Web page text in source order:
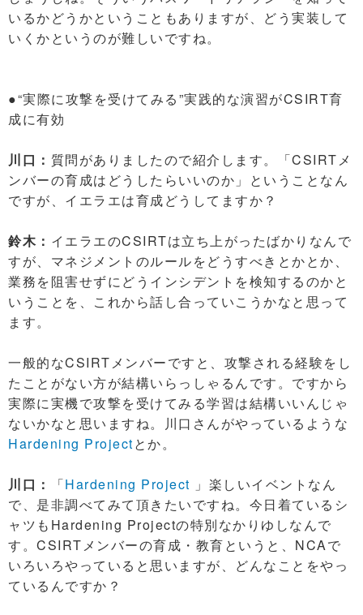
いるかどうかということもありますが、どう実装して
いくかというのが難しいですね。
●“実際に攻撃を受けてみる”実践的な演習がCSIRT育
成に有効
川口： 質問がありましたので紹介します。「CSIRTメ
ンバーの育成はどうしたらいいのか」ということなん
ですが、イエラエは育成どうしてますか？
鈴木： イエラエのCSIRTは立ち上がったばかりなんで
すが、マネジメントのルールをどうすべきとかとか、
業務を阻害せずにどうインシデントを検知するのかと
いうことを、これから話し合っていこうかなと思って
ます。
一般的なCSIRTメンバーですと、攻撃される経験をし
たことがない方が結構いらっしゃるんです。ですから
実際に実機で攻撃を受けてみる学習は結構いいんじゃ
ないかなと思いますね。川口さんがやっているような
Hardening Projectとか。
川口： 「Hardening Project 」楽しいイベントなん
で、是非調べてみて頂きたいですね。今日着ているシ
ャツもHardening Projectの特別なかりゆしなんで
す。CSIRTメンバーの育成・教育というと、NCAで
いろいろやっていると思いますが、どんなことをやっ
ているんですか？